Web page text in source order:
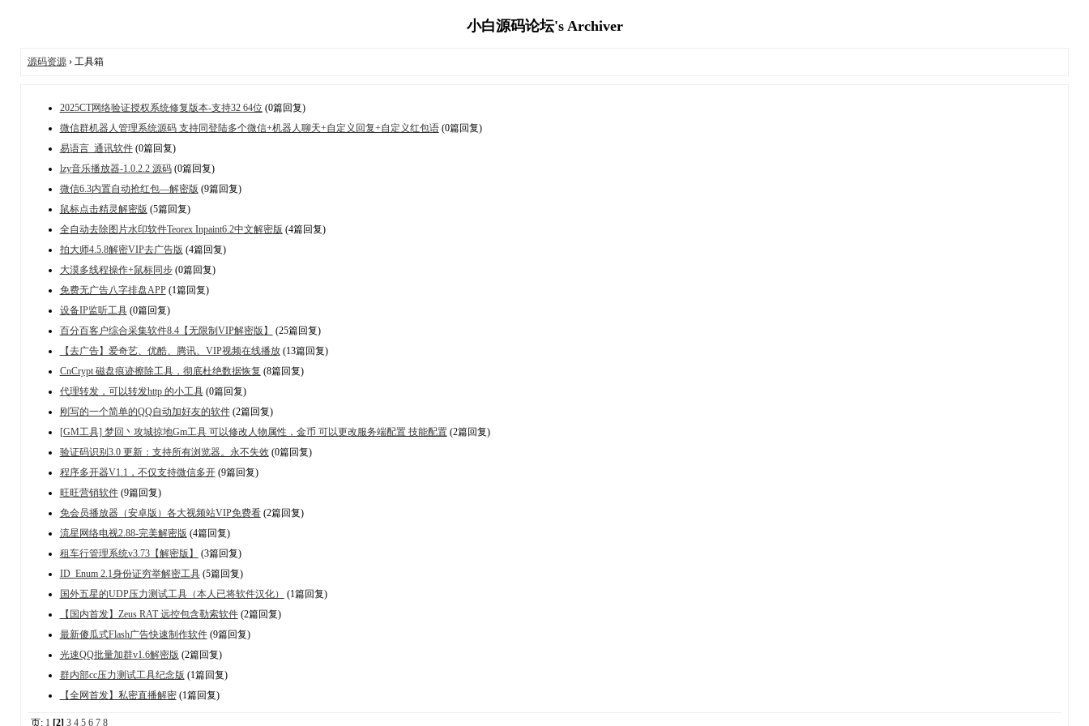
小白源码论坛's Archiver
源码资源› 工具箱
2025CT网络验证授权系统修复版本-支持32 64位 (0篇回复)
微信群机器人管理系统源码 支持同登陆多个微信+机器人聊天+自定义回复+自定义红包语(0篇回复)
易语言_通讯软件(0篇回复)
lzy音乐播放器-1.0.2.2 源码(0篇回复)
微信6.3内置自动抢红包—解密版 (9篇回复)
鼠标点击精灵解密版 (5篇回复)
全自动去除图片水印软件Teorex Inpaint6.2中文解密版 (4篇回复)
拍大师4.5.8解密VIP去广告版 (4篇回复)
大漠多线程操作+鼠标同步(0篇回复)
免费无广告八字排盘APP(1篇回复)
设备IP监听工具(0篇回复)
百分百客户综合采集软件8.4【无限制VIP解密版】
(25篇回复)
【去广告】爱奇艺、优酷、腾讯、VIP视频在线播放(13篇回复)
CnCrypt 磁盘痕迹擦除工具，彻底杜绝数据恢复 (8篇回复)
代理转发，可以转发http 的小工具(0篇回复)
刚写的一个简单的QQ自动加好友的软件(2篇回复)
[GM工具] 梦回丶攻城掠地Gm工具 可以修改人物属性，金币 可以更改服务端配置 技能配置(2篇回复)
验证码识别3.0 更新：支持所有浏览器。永不失效(0篇回复)
程序多开器V1.1，不仅支持微信多开(9篇回复)
旺旺营销软件(9篇回复)
免会员播放器（安卓版）各大视频站VIP免费看(2篇回复)
流星网络电视2.88-完美解密版 (4篇回复)
租车行管理系统v3.73【解密版】
(3篇回复)
ID_Enum 2.1身份证穷举解密工具(5篇回复)
国外五星的UDP压力测试工具（本人已将软件汉化）
(1篇回复)
【国内首发】Zeus RAT 远控包含勒索软件(2篇回复)
最新傻瓜式Flash广告快速制作软件(9篇回复)
光速QQ批量加群v1.6解密版 (2篇回复)
群内部cc压力测试工具纪念版 (1篇回复)
【全网首发】私密直播解密(1篇回复)
页: 1 [2] 3 4 5 6 7 8